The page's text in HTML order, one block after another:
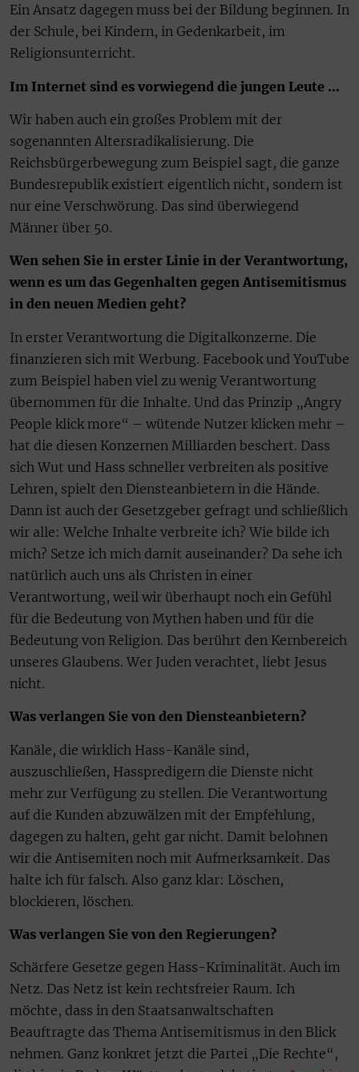
Ein Ansatz dagegen muss bei der Bildung beginnen. In
der Schule, bei Kindern, in Gedenkarbeit, im
Religionsunterricht.
Im Internet sind es vorwiegend die jungen Leute …
Wir haben auch ein großes Problem mit der
sogenannten Altersradikalisierung. Die
Reichsbürgerbewegung zum Beispiel sagt, die ganze
Bundesrepublik existiert eigentlich nicht, sondern ist
nur eine Verschwörung. Das sind überwiegend
Männer über 50.
Wen sehen Sie in erster Linie in der Verantwortung,
wenn es um das Gegenhalten gegen Antisemitismus
in den neuen Medien geht?
In erster Verantwortung die Digitalkonzerne. Die
finanzieren sich mit Werbung. Facebook und YouTube
zum Beispiel haben viel zu wenig Verantwortung
übernommen für die Inhalte. Und das Prinzip „Angry
People klick more“ – wütende Nutzer klicken mehr –
hat die diesen Konzernen Milliarden beschert. Dass
sich Wut und Hass schneller verbreiten als positive
Lehren, spielt den Diensteanbietern in die Hände.
Dann ist auch der Gesetzgeber gefragt und schließlich
wir alle: Welche Inhalte verbreite ich? Wie bilde ich
mich? Setze ich mich damit auseinander? Da sehe ich
natürlich auch uns als Christen in einer
Verantwortung, weil wir überhaupt noch ein Gefühl
für die Bedeutung von Mythen haben und für die
Bedeutung von Religion. Das berührt den Kernbereich
unseres Glaubens. Wer Juden verachtet, liebt Jesus
nicht.
Was verlangen Sie von den Diensteanbietern?
Kanäle, die wirklich Hass-Kanäle sind,
auszuschließen, Hasspredigern die Dienste nicht
mehr zur Verfügung zu stellen. Die Verantwortung
auf die Kunden abzuwälzen mit der Empfehlung,
dagegen zu halten, geht gar nicht. Damit belohnen
wir die Antisemiten noch mit Aufmerksamkeit. Das
halte ich für falsch. Also ganz klar: Löschen,
blockieren, löschen.
Was verlangen Sie von den Regierungen?
Schärfere Gesetze gegen Hass-Kriminalität. Auch im
Netz. Das Netz ist kein rechtsfreier Raum. Ich
möchte, dass in den Staatsanwaltschaften
Beauftragte das Thema Antisemitismus in den Blick
nehmen. Ganz konkret jetzt die Partei „Die Rechte“,